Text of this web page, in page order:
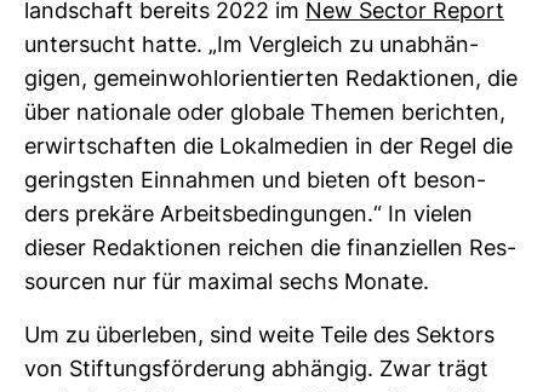
land­schaft bereits 2022 im New Sector Report
unter­sucht hatte. „Im Ver­gleich zu unab­hän­
gigen, gemein­wohl­ori­en­tierten Redak­tionen, die
über natio­nale oder glo­bale Themen berichten,
erwirt­schaften die Lokal­me­dien in der Regel die
geringsten Ein­nahmen und bieten oft beson­
ders pre­käre Arbeits­be­din­gungen.“ In vielen
dieser Redak­tionen rei­chen die finan­zi­ellen Res­
sourcen nur für maximal sechs Monate.
Um zu über­leben, sind weite Teile des Sek­tors
von Stif­tungs­för­de­rung abhängig. Zwar trägt